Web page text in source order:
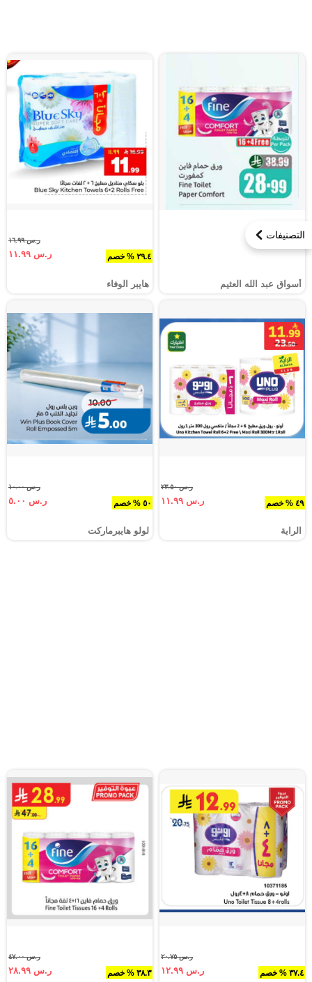
التصنيفات
أسواق عبد الله العثيم
٢٩.٤ % خصم
ر.س ١٦.٩٩
ر.س ١١.٩٩
هايبر الوفاء
٤٩ % خصم
ر.س ٢٣.٥٠
ر.س ١١.٩٩
الراية
٥٠ % خصم
ر.س ١٠.٠٠
ر.س ٥.٠٠
لولو هايبرماركت
٣٧.٤ % خصم
ر.س ٢٠.٧٥
ر.س ١٢.٩٩ ٣٨.٣ % خصم
ر.س ٤٧.٠٠
ر.س ٢٨.٩٩